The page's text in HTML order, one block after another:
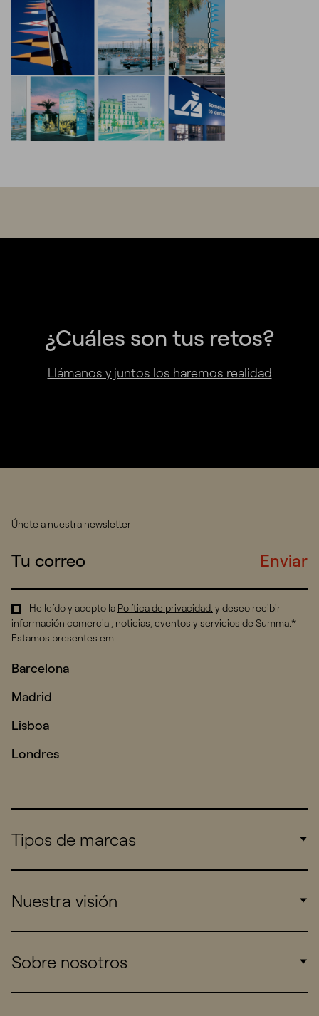
¿Cuáles son tus retos?
Llámanos y juntos los haremos realidad
Únete a nuestra newsletter
Enviar
He leído y acepto la Política de privacidad. y deseo recibir
información comercial, noticias, eventos y servicios de Summa.*
Estamos presentes em
Barcelona
Madrid
Lisboa
Londres
Tipos de marcas
Consumers
Startups
Nuestra visión
Work
Sobre nosotros